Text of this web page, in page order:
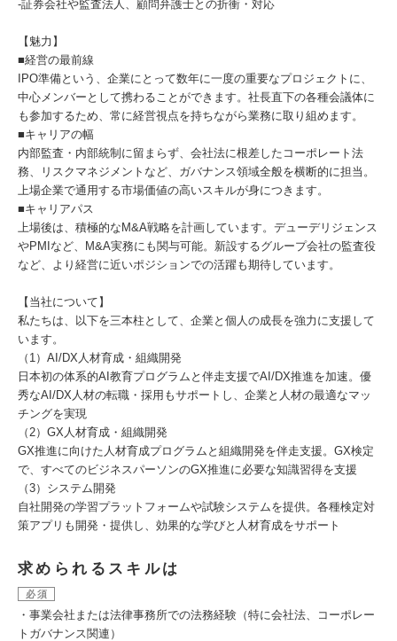
-証券会社や監査法人、顧問弁護士との折衝・対応
【魅力】
■経営の最前線
IPO準備という、企業にとって数年に一度の重要なプロジェクトに、
中心メンバーとして携わることができます。社長直下の各種会議体に
も参加するため、常に経営視点を持ちながら業務に取り組めます。
■キャリアの幅
内部監査・内部統制に留まらず、会社法に根差したコーポレート法
務、リスクマネジメントなど、ガバナンス領域全般を横断的に担当。
上場企業で通用する市場価値の高いスキルが身につきます。
■キャリアパス
上場後は、積極的なM&A戦略を計画しています。デューデリジェンス
やPMIなど、M&A実務にも関与可能。新設するグループ会社の監査役
など、より経営に近いポジションでの活躍も期待しています。
【当社について】
私たちは、以下を三本柱として、企業と個人の成長を強力に支援して
います。
（1）AI/DX人材育成・組織開発
日本初の体系的AI教育プログラムと伴走支援でAI/DX推進を加速。優
秀なAI/DX人材の転職・採用もサポートし、企業と人材の最適なマッ
チングを実現
（2）GX人材育成・組織開発
GX推進に向けた人材育成プログラムと組織開発を伴走支援。GX検定
で、すべてのビジネスパーソンのGX推進に必要な知識習得を支援
（3）システム開発
自社開発の学習プラットフォームや試験システムを提供。各種検定対
策アプリも開発・提供し、効果的な学びと人材育成をサポート
求められるスキルは
必須
・事業会社または法律事務所での法務経験（特に会社法、コーポレー
トガバナンス関連）